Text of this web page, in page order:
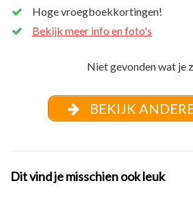
Hoge vroegboekkortingen!
Bekijk meer info en foto's
Niet gevonden wat je
BEKIJK
Dit vind je misschien ook leuk